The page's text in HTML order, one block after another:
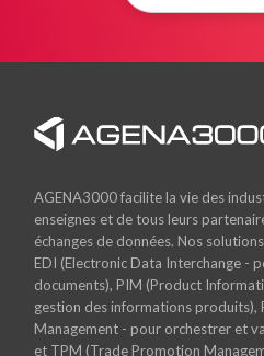
AGENA3000 facilite la vie des
enseignes et de tous leurs
échanges de données. Nos
EDI (Electronic Data Interchange -
documents), PIM (Product
gestion des informations produits),
Management - pour orchestrer et
et TPM (Trade Promotion